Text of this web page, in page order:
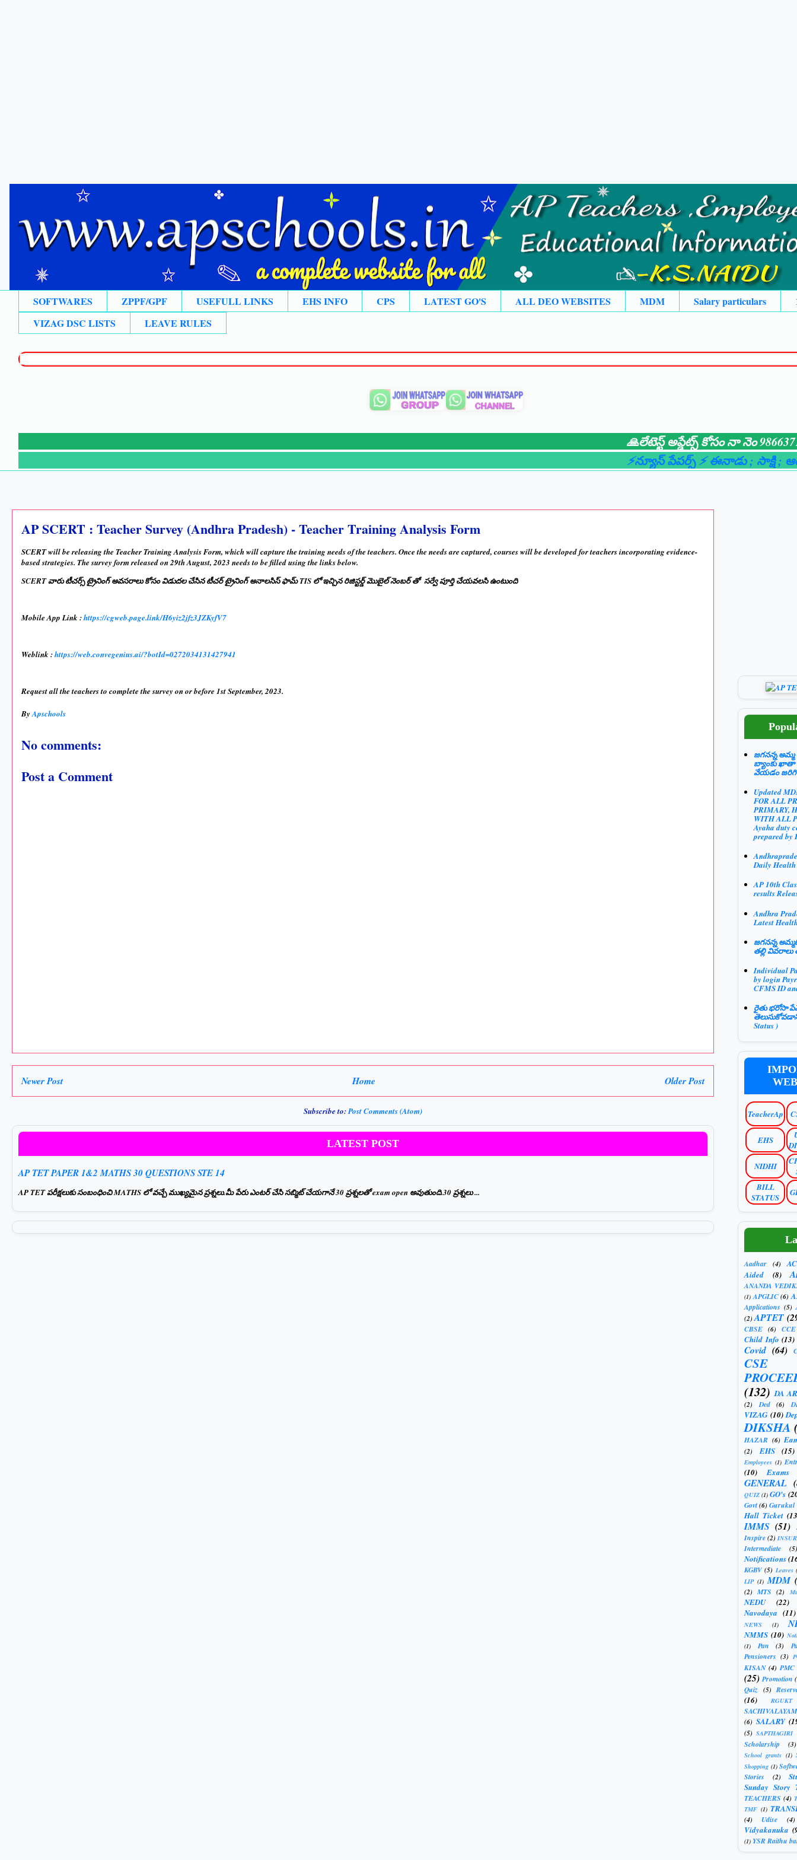
SOFTWARES ZPPF/GPF USEFULL LINKS EHS INFO CPS LATEST GO'S ALL DEO WEBSITES MDM Salary particulars
VIZAG DSC LISTS
LEAVE RULES
🙏లేటెస్ట్ అప్డేట్స్ కోసం నా నెం
⚡న్యూస్ పేపర్స్ ⚡ ఈనాడు; సాక్షి;
AP SCERT : Teacher Survey (Andhra Pradesh) - Teacher Training Analysis Form
SCERT will be releasing the Teacher Training Analysis Form, which will capture the training needs of the teachers. Once the needs are captured, courses will be developed for teachers incorporating evidence-
based strategies. The survey form released on 29th August, 2023 needs to be filled using the links below.
SCERT వారు టీచర్స్ ట్రైనింగ్ అవసరాలు కోసం విడుదల చేసిన టీచర్ ట్రైనింగ్ అనాలసిస్ ఫామ్ TIS లో ఇచ్చిన రిజిస్టర్డ్ మొబైల్ నెంబర్ తో సర్వే పూర్తి చేయవలసి ఉంటుంది
Mobile App Link :https://cgweb.page.link/H6yiz2jfz3JZKyfV7
Weblink :https://web.convegenius.ai/?botId=0272034131427941
Request all the teachers to complete the survey on or before 1st September, 2023.
ByApschools
No comments:
Post a Comment
Newer Post Older Post
Home
Subscribe to:Post Comments (Atom)
LATEST POST
AP TET PAPER 1&2 MATHS 30 QUESTIONS STE 14
AP TET పరీక్షలుకు సంబంధించి MATHS లో వచ్చే ముఖ్యమైన ప్రశ్నలు.మీ పేరు ఎంటర్ చేసి సబ్మిట్ చేయగానే 30 ప్రశ్నలతో exam open అవుతుంది.30 ప్రశ్నలు ...
జగనన్న
బ్యాంకు ఖాతా
వేయడం
Updated
FOR ALL
PRIMARY,
WITH ALL
Ayaha duty
prepared by
Daily Health
AP 10th
results
Andhra
Latest
జగనన్న
తల్లి వివరాలు
Individual
by login
CFMS ID
రైతు భరోసా
Status )
TeacherAp
EHS
NIDHI
BILL
STATUS
Aadhar (4)
Aided
(8)
ANANDA
(1) APGLIC (6)
Applications (5)
(2)APTET
CBSE (6) CCE
Child Info (13)
Covid (64)
CSE
(132) DA
(2) Ded (6)
VIZAG (10)
DIKSHA
HAZAR (6)
(2) EHS (15)
Employees (1)
(10) Exams
GENERAL
QUIZ (1) GO's
Govt(6)Gurukul
Hall Ticket
IMMS (51)
Inspire(2)
Intermediate (5)
Notifications
KGBV (5) Leaves
LIP (1) MDM
(2) MTS (2)
NEDU
(22)
Navodaya (11)
NEWS (1)
NMMS (10)
(1)
Pan (3)
Pensioners (3)
KISAN (4) PMC
(25) Promotion
Quiz (5)
(16) RGUKT
SACHIVALAYAM
(6) SALARY
(5) SAPTHAGIRI
Scholarship (3)
School grants (1)
Shopping (1)
Stories
(2)
Sunday Story
TEACHERS (4)
TMF (1)
(4) Udise (4)
Vidyakanuka
(1) YSR Raithu